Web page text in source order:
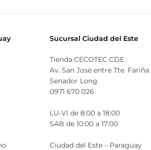
Sucursal Ciudad del Este
Tienda CECOTEC CDE
Av. San José entre Tte. Fariña
Senador Long.
0971 670 026
LU-VI de 8:00 a 18:00
SAB de 10:00 a 17:00
Ciudad del Este – Paraguay